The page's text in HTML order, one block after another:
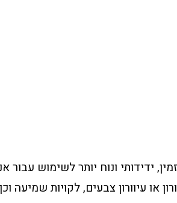
ידידותי ונוח יותר לשימוש עבור
או עיוורון צבעים, לקויות